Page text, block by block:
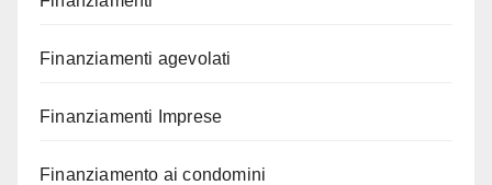
Finanziamenti agevolati
Finanziamenti Imprese
Finanziamento ai condomini